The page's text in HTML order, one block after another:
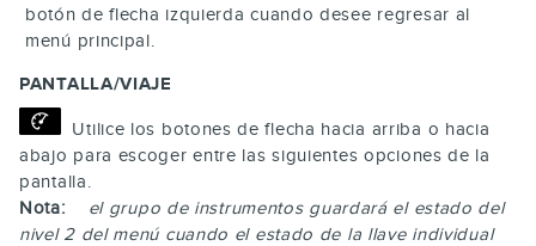
botón de flecha izquierda cuando desee regresar al
menú principal.
PANTALLA/VIAJE
Utilice los botones de flecha hacia arriba o hacia
abajo para escoger entre las siguientes opciones de la
pantalla.
Nota:
el grupo de instrumentos guardará el estado del
nivel 2 del menú cuando el estado de la llave individual